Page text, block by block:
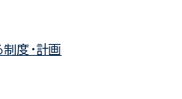
度・計画